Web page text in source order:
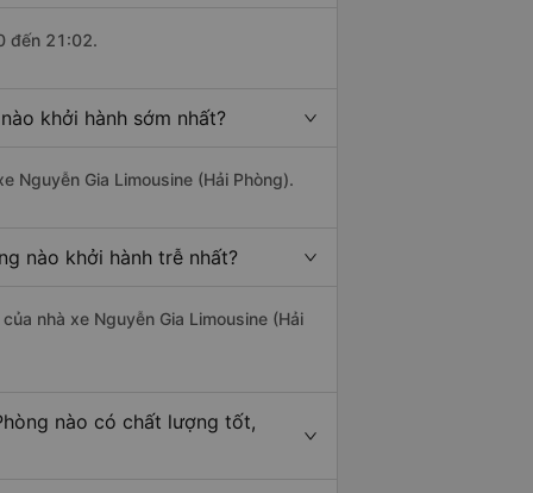
đến 21:02.
khởi hành sớm nhất?
Nguyễn Gia Limousine (Hải Phòng).
nào khởi hành trễ nhất?
nhà xe Nguyễn Gia Limousine (Hải
nào có chất lượng tốt,